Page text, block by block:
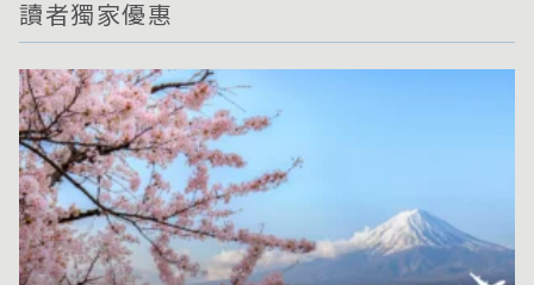
讀者獨家優惠